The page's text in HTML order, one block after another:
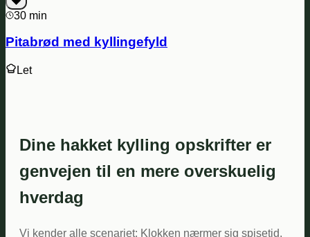
30 min
Pitabrød med kyllingefyld
Let
Dine hakket kylling opskrifter er
genvejen til en mere overskuelig
hverdag
Vi kender alle scenariet: Klokken nærmer sig spisetid,